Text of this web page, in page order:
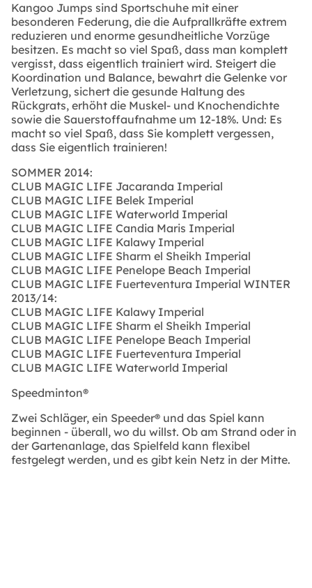
Kangoo Jumps sind Sportschuhe mit einer
besonderen Federung, die die Aufprallkräfte extrem
reduzieren und enorme gesundheitliche Vorzüge
besitzen. Es macht so viel Spaß, dass man komplett
vergisst, dass eigentlich trainiert wird. Steigert die
Koordination und Balance, bewahrt die Gelenke vor
Verletzung, sichert die gesunde Haltung des
Rückgrats, erhöht die Muskel- und Knochendichte
sowie die Sauerstoffaufnahme um 12-18%. Und: Es
macht so viel Spaß, dass Sie komplett vergessen,
dass Sie eigentlich trainieren!
SOMMER 2014:
CLUB MAGIC LIFE Jacaranda Imperial
CLUB MAGIC LIFE Belek Imperial
CLUB MAGIC LIFE Waterworld Imperial
CLUB MAGIC LIFE Candia Maris Imperial
CLUB MAGIC LIFE Kalawy Imperial
CLUB MAGIC LIFE Sharm el Sheikh Imperial
CLUB MAGIC LIFE Penelope Beach Imperial
CLUB MAGIC LIFE Fuerteventura Imperial WINTER
2013/14:
CLUB MAGIC LIFE Kalawy Imperial
CLUB MAGIC LIFE Sharm el Sheikh Imperial
CLUB MAGIC LIFE Penelope Beach Imperial
CLUB MAGIC LIFE Fuerteventura Imperial
CLUB MAGIC LIFE Waterworld Imperial
Speedminton®
Zwei Schläger, ein Speeder® und das Spiel kann
beginnen - überall, wo du willst. Ob am Strand oder in
der Gartenanlage, das Spielfeld kann flexibel
festgelegt werden, und es gibt kein Netz in der Mitte.